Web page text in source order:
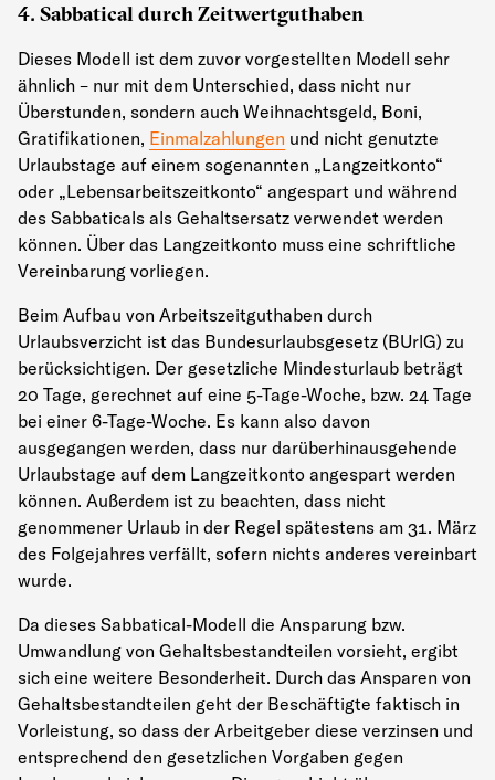
4. Sabbatical durch Zeitwertguthaben
Dieses Modell ist dem zuvor vorgestellten Modell sehr
ähnlich – nur mit dem Unterschied, dass nicht nur
Überstunden, sondern auch Weihnachtsgeld, Boni,
Gratifikationen, Einmalzahlungen und nicht genutzte
Urlaubstage auf einem sogenannten „Langzeitkonto“
oder „Lebensarbeitszeitkonto“ angespart und während
des Sabbaticals als Gehaltsersatz verwendet werden
können. Über das Langzeitkonto muss eine schriftliche
Vereinbarung vorliegen.
Beim Aufbau von Arbeitszeitguthaben durch
Urlaubsverzicht ist das Bundesurlaubsgesetz (BUrlG) zu
berücksichtigen. Der gesetzliche Mindesturlaub beträgt
20 Tage, gerechnet auf eine 5-Tage-Woche, bzw. 24 Tage
bei einer 6-Tage-Woche. Es kann also davon
ausgegangen werden, dass nur darüberhinausgehende
Urlaubstage auf dem Langzeitkonto angespart werden
können. Außerdem ist zu beachten, dass nicht
genommener Urlaub in der Regel spätestens am 31. März
des Folgejahres verfällt, sofern nichts anderes vereinbart
wurde.
Da dieses Sabbatical-Modell die Ansparung bzw.
Umwandlung von Gehaltsbestandteilen vorsieht, ergibt
sich eine weitere Besonderheit. Durch das Ansparen von
Gehaltsbestandteilen geht der Beschäftigte faktisch in
Vorleistung, so dass der Arbeitgeber diese verzinsen und
entsprechend den gesetzlichen Vorgaben gegen